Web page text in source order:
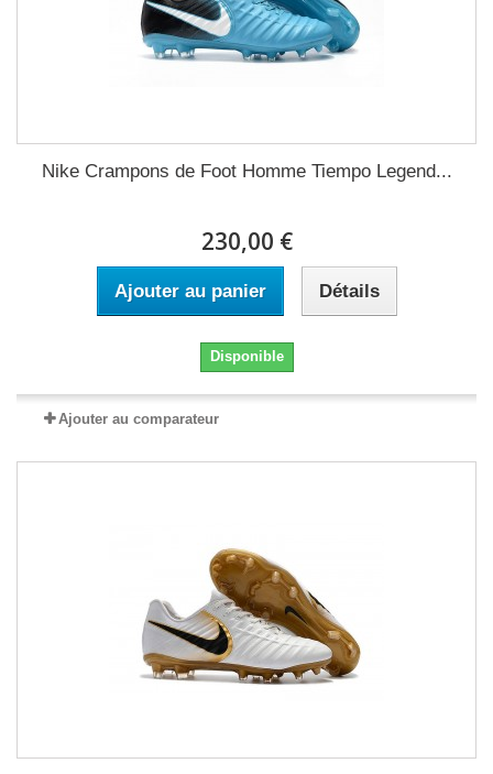
Nike Crampons de Foot Homme Tiempo Legend...
230,00 €
Ajouter au panier Détails
Disponible
Ajouter au comparateur